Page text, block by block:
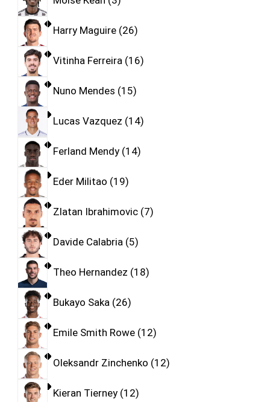
Harry Maguire 26
Vitinha Ferreira 16
Nuno Mendes 15
Lucas Vazquez 14
Ferland Mendy 14
Eder Militao 19
Zlatan Ibrahimovic 7
Davide Calabria 5
Theo Hernandez 18
Bukayo Saka 26
Emile Smith Rowe 12
Oleksandr Zinchenko 12
Kieran Tierney 12